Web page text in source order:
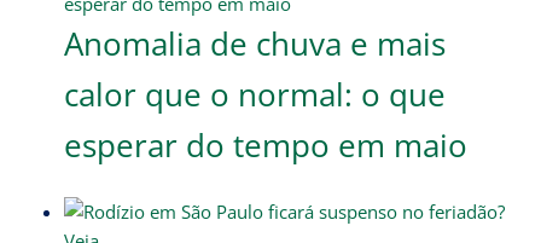
Anomalia de chuva e mais
calor que o normal: o que
esperar do tempo em maio